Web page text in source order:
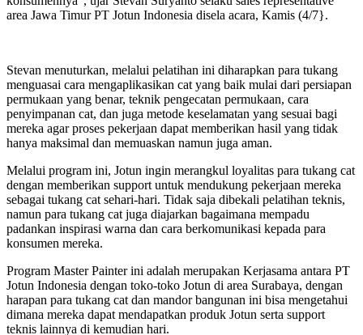
area Jawa Timur PT Jotun Indonesia disela acara, Kamis (4/7}.
Stevan menuturkan, melalui pelatihan ini diharapkan para tukang
menguasai cara mengaplikasikan cat yang baik mulai dari persiapan
permukaan yang benar, teknik pengecatan permukaan, cara
penyimpanan cat, dan juga metode keselamatan yang sesuai bagi
mereka agar proses pekerjaan dapat memberikan hasil yang tidak
hanya maksimal dan memuaskan namun juga aman.
Melalui program ini, Jotun ingin merangkul loyalitas para tukang cat
dengan memberikan support untuk mendukung pekerjaan mereka
sebagai tukang cat sehari-hari. Tidak saja dibekali pelatihan teknis,
namun para tukang cat juga diajarkan bagaimana mempadu
padankan inspirasi warna dan cara berkomunikasi kepada para
konsumen mereka.
Program Master Painter ini adalah merupakan Kerjasama antara PT
Jotun Indonesia dengan toko-toko Jotun di area Surabaya, dengan
harapan para tukang cat dan mandor bangunan ini bisa mengetahui
dimana mereka dapat mendapatkan produk Jotun serta support
teknis lainnya di kemudian hari.